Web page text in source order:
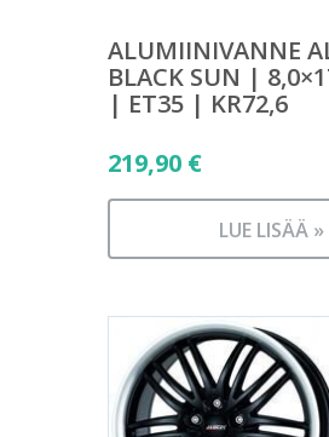
ALUMIINIVANNE
BLACK SUN |
| ET35 | KR72,6
219,90 €
LUE LISÄÄ »